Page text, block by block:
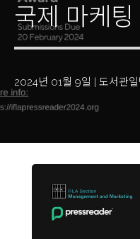
국제 마케팅
2024년 01월 9일 | 도서관